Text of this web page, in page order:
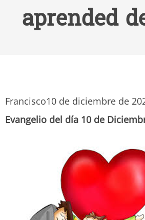
aprended
Francisco10 de diciembre de
Evangelio del día 10 de